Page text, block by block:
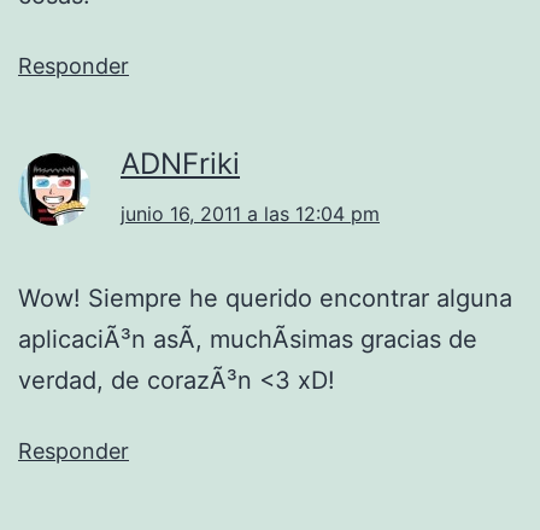
Responder
ADNFriki
junio 16, 2011 a las 12:04 pm
Wow! Siempre he querido encontrar alguna
aplicaciÃ³n asÃ­, muchÃ­simas gracias de
verdad, de corazÃ³n <3 xD!
Responder